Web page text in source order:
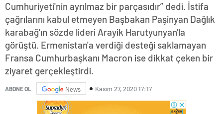
Cumhuriyeti'nin ayrılmaz bir parçasıdır” dedi. İstifa
çağrılarını kabul etmeyen Başbakan Paşinyan Dağlık
karabağ'ın sözde lideri Arayik Harutyunyan'la
görüştü. Ermenistan'a verdiği desteği saklamayan
Fransa Cumhurbaşkanı Macron ise dikkat çeken bir
ziyaret gerçekleştirdi.
ABONE OL News Kasım 27, 2020 17:17